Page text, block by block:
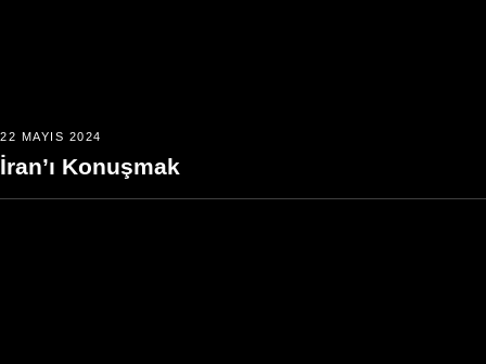
22 MAYIS 2024
İran’ı Konuşmak